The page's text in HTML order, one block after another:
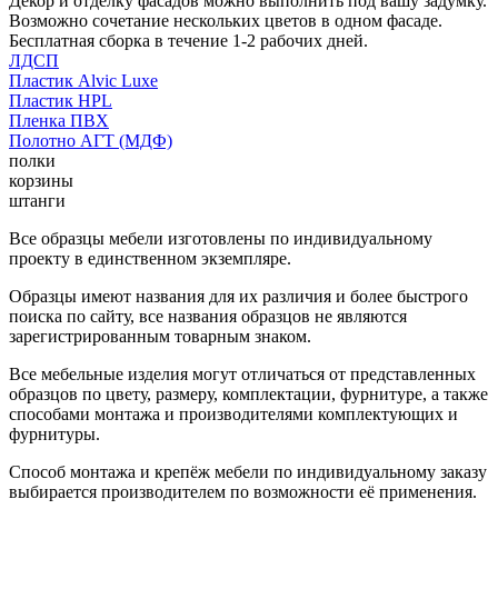
Возможно сочетание нескольких цветов в одном фасаде.
Бесплатная сборка в течение 1-2 рабочих дней.
ЛДСП
Пластик Alvic Luxe
Пластик HPL
Пленка ПВХ
Полотно АГТ (МДФ)
полки
корзины
штанги
Все образцы мебели изготовлены по индивидуальному
проекту в единственном экземпляре.
Образцы имеют названия для их различия и более быстрого
поиска по сайту, все названия образцов не являются
зарегистрированным товарным знаком.
Все мебельные изделия могут отличаться от представленных
образцов по цвету, размеру, комплектации, фурнитуре, а также
способами монтажа и производителями комплектующих и
фурнитуры.
Способ монтажа и крепёж мебели по индивидуальному заказу
выбирается производителем по возможности её применения.